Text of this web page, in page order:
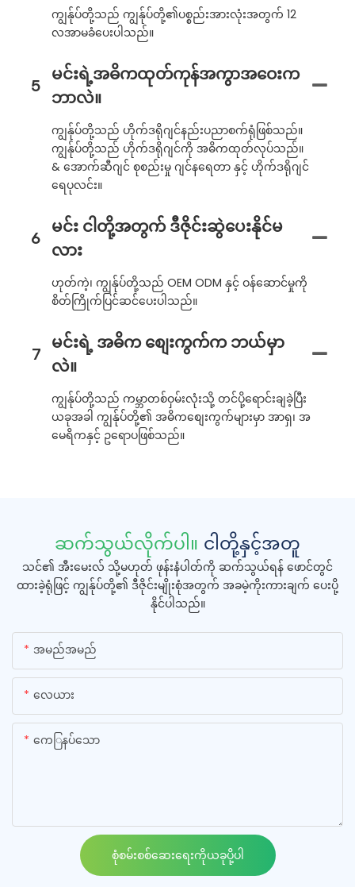
ကျွန်ုပ်တို့သည် ကျွန်ုပ်တို့၏ပစ္စည်းအားလုံးအတွက် 12
လအာမခံပေးပါသည်။
5
မင်းရဲ့အဓိကထုတ်ကုန်အကွာအဝေးက
ဘာလဲ။
ကျွန်ုပ်တို့သည် ဟိုက်ဒရိုဂျင်နည်းပညာစက်ရုံဖြစ်သည်။
ကျွန်ုပ်တို့သည် ဟိုက်ဒရိုဂျင်ကို အဓိကထုတ်လုပ်သည်။
& အောက်ဆီဂျင် စုစည်းမှု ဂျင်နရေတာ နှင့် ဟိုက်ဒရိုဂျင်
ရေပုလင်း။
6
မင်း ငါတို့အတွက် ဒီဇိုင်းဆွဲပေးနိုင်မ
လား
ဟုတ်ကဲ့၊ ကျွန်ုပ်တို့သည် OEM ODM နှင့် ဝန်ဆောင်မှုကို
စိတ်ကြိုက်ပြင်ဆင်ပေးပါသည်။
7
မင်းရဲ့ အဓိက စျေးကွက်က ဘယ်မှာ
လဲ။
ကျွန်ုပ်တို့သည် ကမ္ဘာတစ်ဝှမ်းလုံးသို့ တင်ပို့ရောင်းချခဲ့ပြီး
ယခုအခါ ကျွန်ုပ်တို့၏ အဓိကစျေးကွက်များမှာ အာရှ၊ အ
မေရိကနှင့် ဥရောပဖြစ်သည်။
ဆက်သွယ်လိုက်ပါ။ ငါတို့နှင့်အတူ
သင်၏ အီးမေးလ် သို့မဟုတ် ဖုန်းနံပါတ်ကို ဆက်သွယ်ရန် ဖောင်တွင်
ထားခဲ့ရုံဖြင့် ကျွန်ုပ်တို့၏ ဒီဇိုင်းမျိုးစုံအတွက် အခမဲ့ကိုးကားချက် ပေးပို့
နိုင်ပါသည်။
အမည်အမည်
လေယား
ကေြနပ်သော
စုံစမ်းစစ်ဆေးရေးကိုယခုပို့ပါ